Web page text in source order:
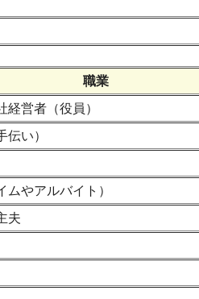
職業
経営者（役員）
伝い）
ムやアルバイト）
夫